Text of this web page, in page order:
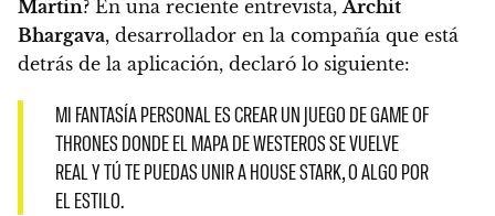
Martin? En una reciente entrevista,Archit
Bhargava, desarrollador en la compañía que está
detrás de la aplicación, declaró lo siguiente:
MI FANTASÍA PERSONAL ES CREAR UN JUEGO DE GAME OF
THRONES DONDE EL MAPA DE WESTEROS SE VUELVE
REAL Y TÚ TE PUEDAS UNIR A HOUSE STARK, O ALGO POR
EL ESTILO.